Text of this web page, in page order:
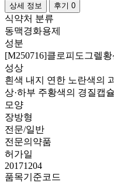
상세 정보 후기 0
식약처 분류
동맥경화용제
성분
[M250716]클로피도그렐
성상
흰색 내지 연한 노란색의
상·하부 주황색의 경질캡
모양
장방형
전문/일반
전문의약품
허가일
20171204
품목기준코드